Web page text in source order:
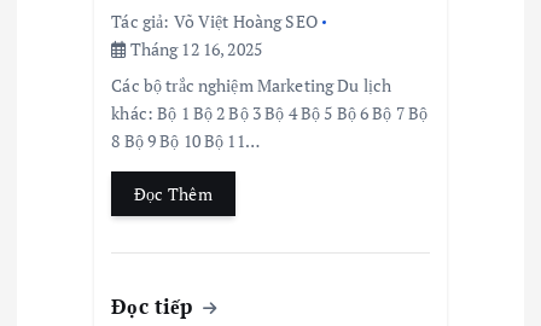
Tác giả: Võ Việt Hoàng SEO
Tháng 12 16, 2025
Các bộ trắc nghiệm Marketing Du lịch
khác: Bộ 1 Bộ 2 Bộ 3 Bộ 4 Bộ 5 Bộ 6 Bộ 7 Bộ
8 Bộ 9 Bộ 10 Bộ 11…
Đọc Thêm
Đọc tiếp